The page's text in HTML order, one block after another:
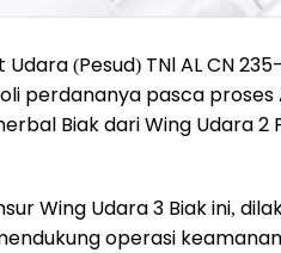
(Pesud) TNl AL CN
perdananya pasca proses
Biak dari Wing Udara
Wing Udara 3 Biak ini,
operasi